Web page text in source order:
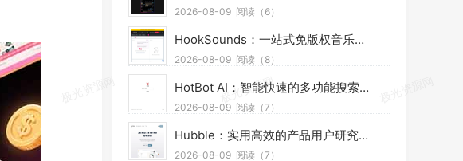
2026-08-09 阅读（6）
HookSounds：一站式免版权音乐素材平台，适配多场景创作省心又合规
2026-08-09 阅读（8）
HotBot AI：智能快速的多功能搜索引擎，AI赋能精准检索，适配日常多场景
2026-08-09 阅读（7）
Hubble：实用高效的产品用户研究平台，助力团队轻松调研优化产品
2026-08-09 阅读（7）